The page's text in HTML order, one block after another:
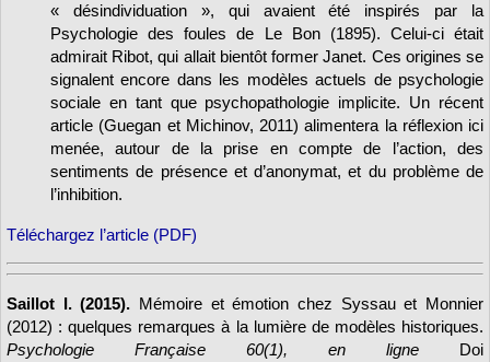
« désindividuation », qui avaient été inspirés par la
Psychologie des foules de Le Bon (1895). Celui-ci était
admirait Ribot, qui allait bientôt former Janet. Ces origines se
signalent encore dans les modèles actuels de psychologie
sociale en tant que psychopathologie implicite. Un récent
article (Guegan et Michinov, 2011) alimentera la réflexion ici
menée, autour de la prise en compte de l’action, des
sentiments de présence et d’anonymat, et du problème de
l’inhibition.
Téléchargez l’article (PDF)
Saillot I. (2015). Mémoire et émotion chez Syssau et Monnier
(2012) : quelques remarques à la lumière de modèles historiques.
Psychologie Française 60(1), en ligne Doi